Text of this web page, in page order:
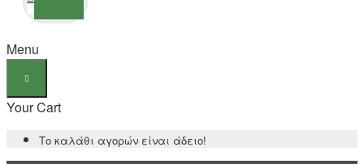
Menu
Your Cart
Το καλάθι αγορών είναι άδειο!